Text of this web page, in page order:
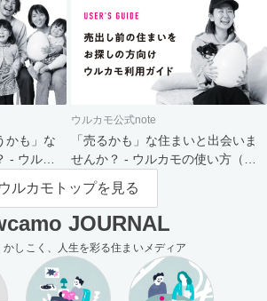
かも」な
- ウルカ
ウルカモ公式note
「売るかも」な住まいと出会いま
せんか？ - ウルカモの使い方（買
主さま向け）
ウルカモトップを見る
JOURNAL
かしこく、人生を彩る住まいメディア